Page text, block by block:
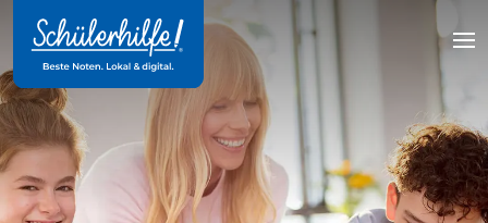
Hauptinhalt